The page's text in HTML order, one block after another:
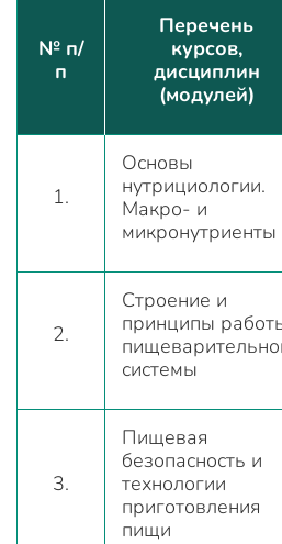
№ п/
п
Перечень
курсов,
дисциплин
(модулей)
1.
Основы
нутрициологии.
Макро- и
микронутриенты
2.
Строение и
принципы
системы
3.
Пищевая
безопасность и
технологии
приготовления
пищи